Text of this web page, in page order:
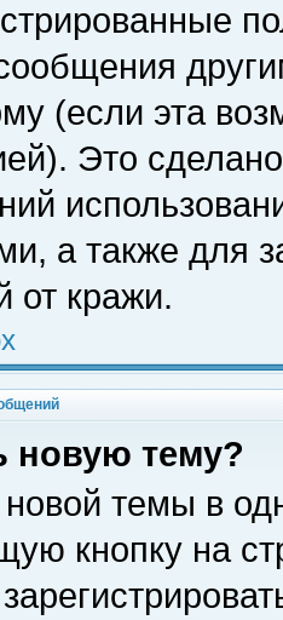
(если эта
Это
а также для
от кражи.
новую тему?
темы в
кнопку на